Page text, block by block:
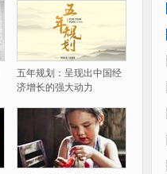
五年规划：呈现出中国经
济增长的强大动力